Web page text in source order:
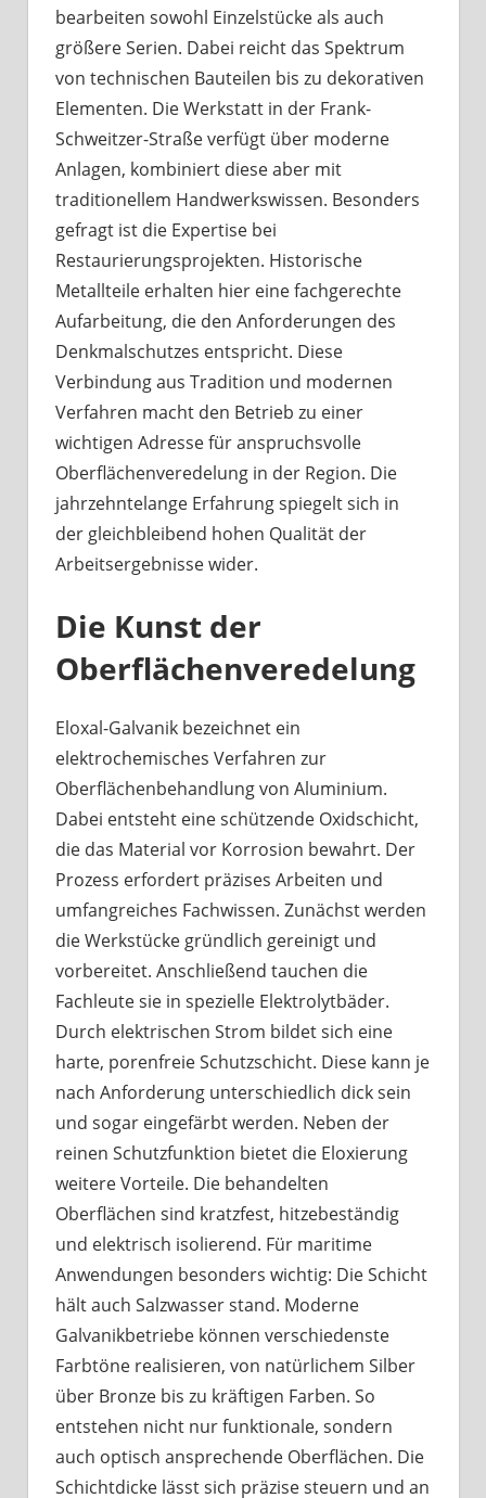
bearbeiten sowohl Einzelstücke als auch
größere Serien. Dabei reicht das Spektrum
von technischen Bauteilen bis zu dekorativen
Elementen. Die Werkstatt in der Frank-
Schweitzer-Straße verfügt über moderne
Anlagen, kombiniert diese aber mit
traditionellem Handwerkswissen. Besonders
gefragt ist die Expertise bei
Restaurierungsprojekten. Historische
Metallteile erhalten hier eine fachgerechte
Aufarbeitung, die den Anforderungen des
Denkmalschutzes entspricht. Diese
Verbindung aus Tradition und modernen
Verfahren macht den Betrieb zu einer
wichtigen Adresse für anspruchsvolle
Oberflächenveredelung in der Region. Die
jahrzehntelange Erfahrung spiegelt sich in
der gleichbleibend hohen Qualität der
Arbeitsergebnisse wider.
Die Kunst der
Oberflächenveredelung
Eloxal-Galvanik bezeichnet ein
elektrochemisches Verfahren zur
Oberflächenbehandlung von Aluminium.
Dabei entsteht eine schützende Oxidschicht,
die das Material vor Korrosion bewahrt. Der
Prozess erfordert präzises Arbeiten und
umfangreiches Fachwissen. Zunächst werden
die Werkstücke gründlich gereinigt und
vorbereitet. Anschließend tauchen die
Fachleute sie in spezielle Elektrolytbäder.
Durch elektrischen Strom bildet sich eine
harte, porenfreie Schutzschicht. Diese kann je
nach Anforderung unterschiedlich dick sein
und sogar eingefärbt werden. Neben der
reinen Schutzfunktion bietet die Eloxierung
weitere Vorteile. Die behandelten
Oberflächen sind kratzfest, hitzebeständig
und elektrisch isolierend. Für maritime
Anwendungen besonders wichtig: Die Schicht
hält auch Salzwasser stand. Moderne
Galvanikbetriebe können verschiedenste
Farbtöne realisieren, von natürlichem Silber
über Bronze bis zu kräftigen Farben. So
entstehen nicht nur funktionale, sondern
auch optisch ansprechende Oberflächen. Die
Schichtdicke lässt sich präzise steuern und an